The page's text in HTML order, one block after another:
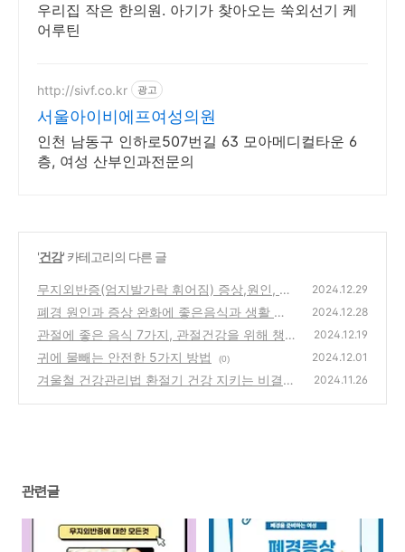
우리집 작은 한의원. 아기가 찾아오는 쑥외선기 케
어루틴
http://sivf.co.kr 광고
서울아이비에프여성의원
인천 남동구 인하로507번길 63 모아메디컬타운 6
층, 여성 산부인과전문의
'건강' 카테고리의 다른 글
무지외반증(엄지발가락 휘어짐) 증상,원인, 치
료, 예방 완벽 가이드
(0)
2024.12.29
폐경 원인과 증상 완화에 좋은음식과 생활 습
관 알아보기
(0)
2024.12.28
관절에 좋은 음식 7가지, 관절건강을 위해 챙
겨먹어야 하는 까닭
(0)
2024.12.19
귀에 물빼는 안전한 5가지 방법 (0) 2024.12.01
겨울철 건강관리법 환절기 건강 지키는 비결 2024.11.26
관련글